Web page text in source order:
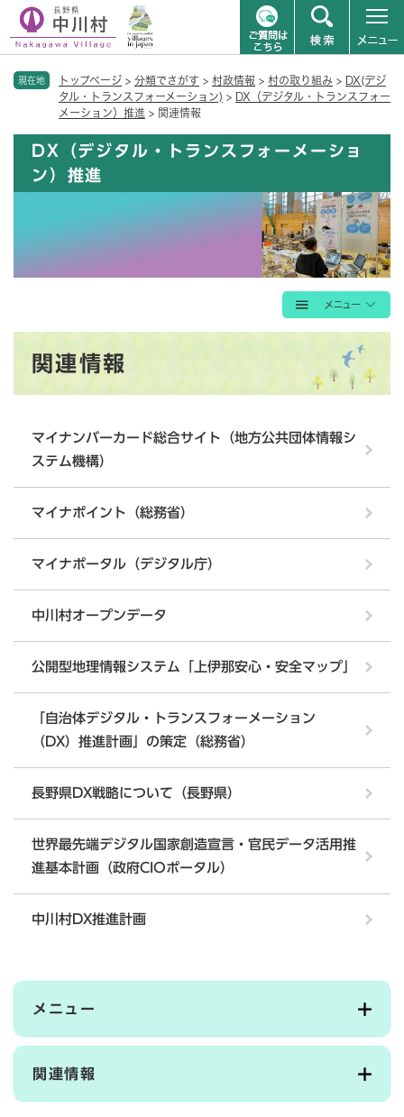
現在地 トップページ > 分類でさがす > 村政情報 > 村の取り組み > DX(デジ
タル・トランスフォーメーション) > DX（デジタル・トランスフォー
メーション）推進 > 関連情報
DX（デジタル・トランスフォーメーショ
ン）推進
関連情報
マイナンバーカード総合サイト（地方公共団体情報シ
ステム機構）
マイナポイント（総務省）
マイナポータル（デジタル庁）
中川村オープンデータ
公開型地理情報システム「上伊那安心・安全マップ」
「自治体デジタル・トランスフォーメーション
（DX）推進計画」の策定（総務省）
長野県DX戦略について（長野県）
世界最先端デジタル国家創造宣言・官民データ活用推
進基本計画（政府CIOポータル）
中川村DX推進計画
メニュー
関連情報